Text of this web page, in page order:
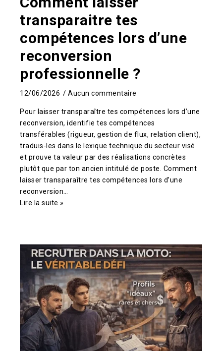
transparaitre tes
compétences lors d’une
reconversion
professionnelle ?
12/06/2026 Aucun commentaire
Pour laisser transparaître tes compétences lors d’une
reconversion, identifie tes compétences
transférables (rigueur, gestion de flux, relation client),
traduis-les dans le lexique technique du secteur visé
et prouve ta valeur par des réalisations concrètes
plutôt que par ton ancien intitulé de poste. Comment
laisser transparaître tes compétences lors d’une
reconversion…
Lire la suite »